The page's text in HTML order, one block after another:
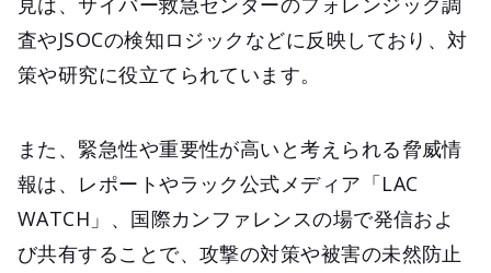
査やJSOCの検知ロジックなどに反映しており、対
策や研究に役立てられています。
また、緊急性や重要性が高いと考えられる脅威情
報は、レポートやラック公式メディア「LAC
WATCH」、国際カンファレンスの場で発信およ
び共有することで、攻撃の対策や被害の未然防止